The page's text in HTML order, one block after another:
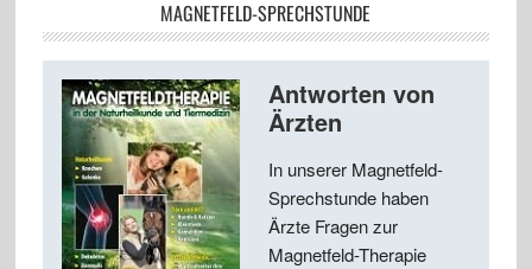
MAGNETFELD-SPRECHSTUNDE
Antworten von
Ärzten
In unserer Magnetfeld-
Sprechstunde haben
Ärzte Fragen zur
Magnetfeld-Therapie